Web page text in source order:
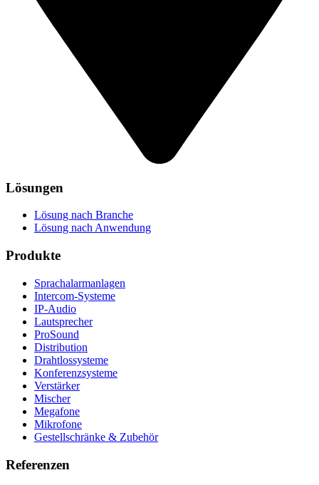
Lösungen
Lösung nach Branche
Lösung nach Anwendung
Produkte
Sprachalarmanlagen
Intercom-Systeme
IP-Audio
Lautsprecher
ProSound
Distribution
Drahtlossysteme
Konferenzsysteme
Verstärker
Mischer
Megafone
Mikrofone
Gestellschränke & Zubehör
Referenzen